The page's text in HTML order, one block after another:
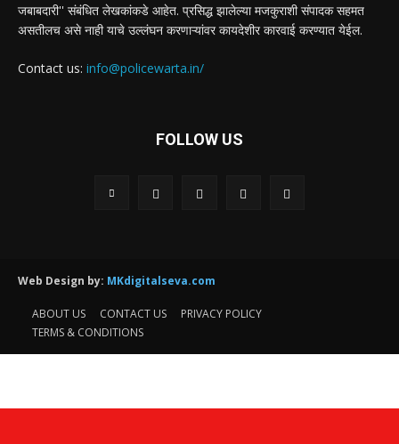
जबाबदारी'' संबंधित लेखकांकडे आहेत. प्रसिद्ध झालेल्या मजकुराशी संपादक सहमत
असतीलच असे नाही याचे उल्लंघन करणाऱ्यांवर कायदेशीर कारवाई करण्यात येईल.
Contact us: info@policewarta.in/
FOLLOW US
Web Design by: MKdigitalseva.com
ABOUT US CONTACT US
PRIVACY POLICY
TERMS & CONDITIONS